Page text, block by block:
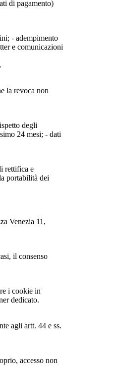
di pagamento)
- adempimento
e comunicazioni
la revoca non
degli
24 mesi; - dati
rettifica e
portabilità dei
Venezia 11,
il consenso
i cookie in
dedicato.
agli artt. 44 e ss.
accesso non